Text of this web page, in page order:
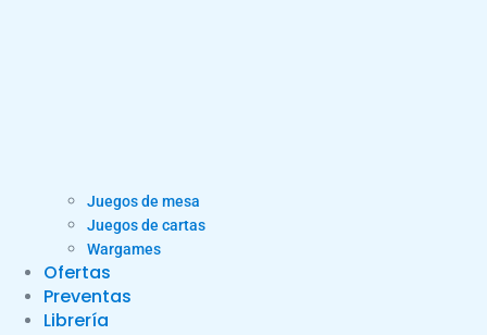
Juegos de mesa
Juegos de cartas
Wargames
Ofertas
Preventas
Librería